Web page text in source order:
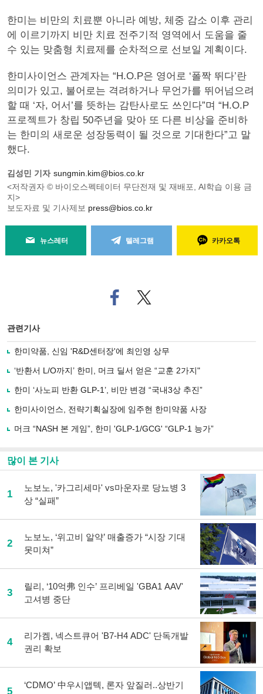
한미는 비만의 치료뿐 아니라 예방, 체중 감소 이후 관리
에 이르기까지 비만 치료 전주기적 영역에서 도움을 줄
수 있는 맞춤형 치료제를 순차적으로 선보일 계획이다.
한미사이언스 관계자는 “H.O.P은 영어로 ‘폴짝 뛰다’란
의미가 있고, 불어로는 격려하거나 무언가를 뛰어넘으려
할 때 ‘자, 어서’를 뜻하는 감탄사로도 쓰인다”며 “H.O.P
프로젝트가 창립 50주년을 맞아 또 다른 비상을 준비하
는 한미의 새로운 성장동력이 될 것으로 기대한다”고 말
했다.
김성민 기자 sungmin.kim@bios.co.kr
<저작권자 © 바이오스펙테이터 무단전재 및 재배포, AI학습 이용 금
지>
보도자료 및 기사제보 press@bios.co.kr
뉴스레터 텔레그램 카카오톡
페
이
로
기
사
유
기
트위
터로
관련기사
한미약품, 신임 'R&D센터장'에 최인영 상무
‘반환서 L/O까지’ 한미, 머크 딜서 얻은 “교훈 2가지"
한미 ‘사노피 반환 GLP-1’, 비만 변경 “국내3상 추진”
한미사이언스, 전략기획실장에 임주현 한미약품 사장
머크 “NASH 본 게임”, 한미 'GLP-1/GCG' “GLP-1 능가”
많이 본 기사
1
노보노, '카그리세마' vs마운자로 당뇨병 3
상 “실패”
2
노보노, ‘위고비 알약’ 매출증가 “시장 기대
못미쳐”
3
릴리, ‘10억弗 인수’ 프리베일 'GBA1 AAV'
고셔병 중단
4
리가켐, 넥스트큐어 'B7-H4 ADC' 단독개발
권리 확보
5
‘CDMO’ 中우시앱텍, 론자 앞질러..상반기